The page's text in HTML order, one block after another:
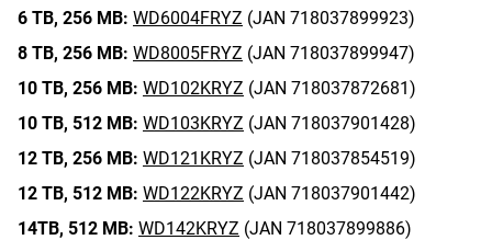
6 TB, 256 MB: WD6004FRYZ (JAN 718037899923)
8 TB, 256 MB: WD8005FRYZ (JAN 718037899947)
10 TB, 256 MB: WD102KRYZ (JAN 718037872681)
10 TB, 512 MB: WD103KRYZ (JAN 718037901428)
12 TB, 256 MB: WD121KRYZ (JAN 718037854519)
12 TB, 512 MB: WD122KRYZ (JAN 718037901442)
14TB, 512 MB: WD142KRYZ (JAN 718037899886)